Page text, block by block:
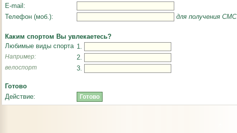
E-mail:
Телефон (моб.):
для получения СМС
Каким спортом Вы увлекаетесь?
Любимые виды спорта 1.
Например: 2.
велоспорт 3.
Готово
Действие: